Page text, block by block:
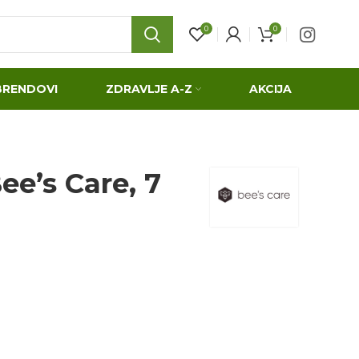
0 0
ZDRAVLJE A-Z AKCIJA
Care, 7